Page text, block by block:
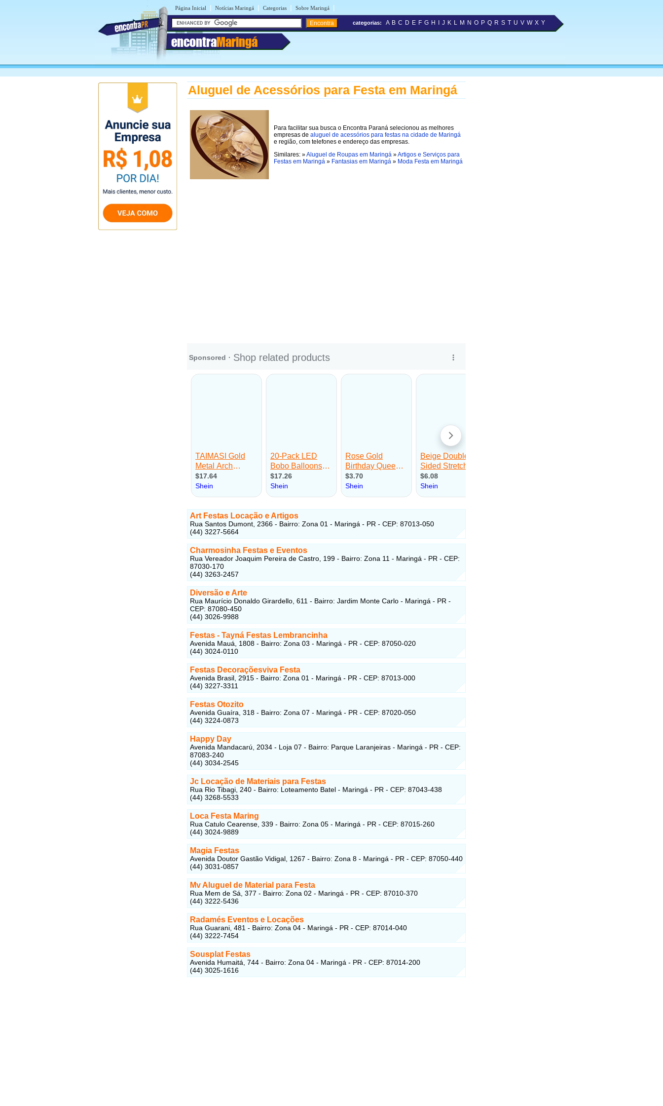
Página Inicial | Notícias Maringá | Categorias | Sobre Maringá |
encontraMaringá
categorias: A B C D E F G H J K L M N O P Q R S T U V W X Y
Aluguel de Acessórios para Festa em Maringá
Para facilitar sua busca o Encontra Paraná selecionou as melhores
empresas de aluguel de acessórios para festas na cidade de Maringá
e região, com telefones e endereço das empresas.
Similares: »Aluguel de Roupas em Maringá »Artigos e Serviços para
Festas em Maringá » Fantasias em Maringá » Moda Festa em Maringá
Art Festas Locação e Artigos
Rua Santos Dumont, 2366 - Bairro: Zona 01 - Maringá - PR - CEP: 87013-050
(44) 3227-5664
Charmosinha Festas e Eventos
Rua Vereador Joaquim Pereira de Castro, 199 - Bairro: Zona 11 - Maringá - PR - CEP:
87030-170
(44) 3263-2457
Diversão e Arte
Rua Maurício Donaldo Girardello, 611 - Bairro: Jardim Monte Carlo - Maringá - PR -
CEP: 87080-450
(44) 3026-9988
Festas - Tayná Festas Lembrancinha
Avenida Mauá, 1808 - Bairro: Zona 03 - Maringá - PR - CEP: 87050-020
(44) 3024-0110
Festas Decoraçõesviva Festa
Avenida Brasil, 2915 - Bairro: Zona 01 - Maringá - PR - CEP: 87013-000
(44) 3227-3311
Festas Otozito
Avenida Guaíra, 318 - Bairro: Zona 07 - Maringá - PR - CEP: 87020-050
(44) 3224-0873
Happy Day
Avenida Mandacarú, 2034 - Loja 07 - Bairro: Parque Laranjeiras - Maringá - PR - CEP:
87083-240
(44) 3034-2545
Jc Locação de Materiais para Festas
Rua Rio Tibagi, 240 - Bairro: Loteamento Batel - Maringá - PR - CEP: 87043-438
(44) 3268-5533
Loca Festa Maring
Rua Catulo Cearense, 339 - Bairro: Zona 05 - Maringá - PR - CEP: 87015-260
(44) 3024-9889
Magia Festas
Avenida Doutor Gastão Vidigal, 1267 - Bairro: Zona 8 - Maringá - PR - CEP: 87050-440
(44) 3031-0857
Mv Aluguel de Material para Festa
Rua Mem de Sá, 377 - Bairro: Zona 02 - Maringá - PR - CEP: 87010-370
(44) 3222-5436
Radamés Eventos e Locações
Rua Guarani, 481 - Bairro: Zona 04 - Maringá - PR - CEP: 87014-040
(44) 3222-7454
Sousplat Festas
Avenida Humaitá, 744 - Bairro: Zona 04 - Maringá - PR - CEP: 87014-200
(44) 3025-1616